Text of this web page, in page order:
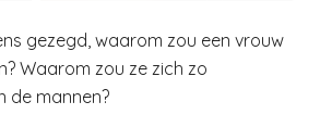
gezegd, waarom zou een vrouw
Waarom zou ze zich zo
de mannen?